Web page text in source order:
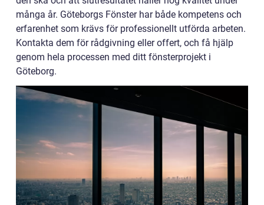
många år. Göteborgs Fönster har både kompetens och
erfarenhet som krävs för professionellt utförda arbeten.
Kontakta dem för rådgivning eller offert, och få hjälp
genom hela processen med ditt fönsterprojekt i
Göteborg.